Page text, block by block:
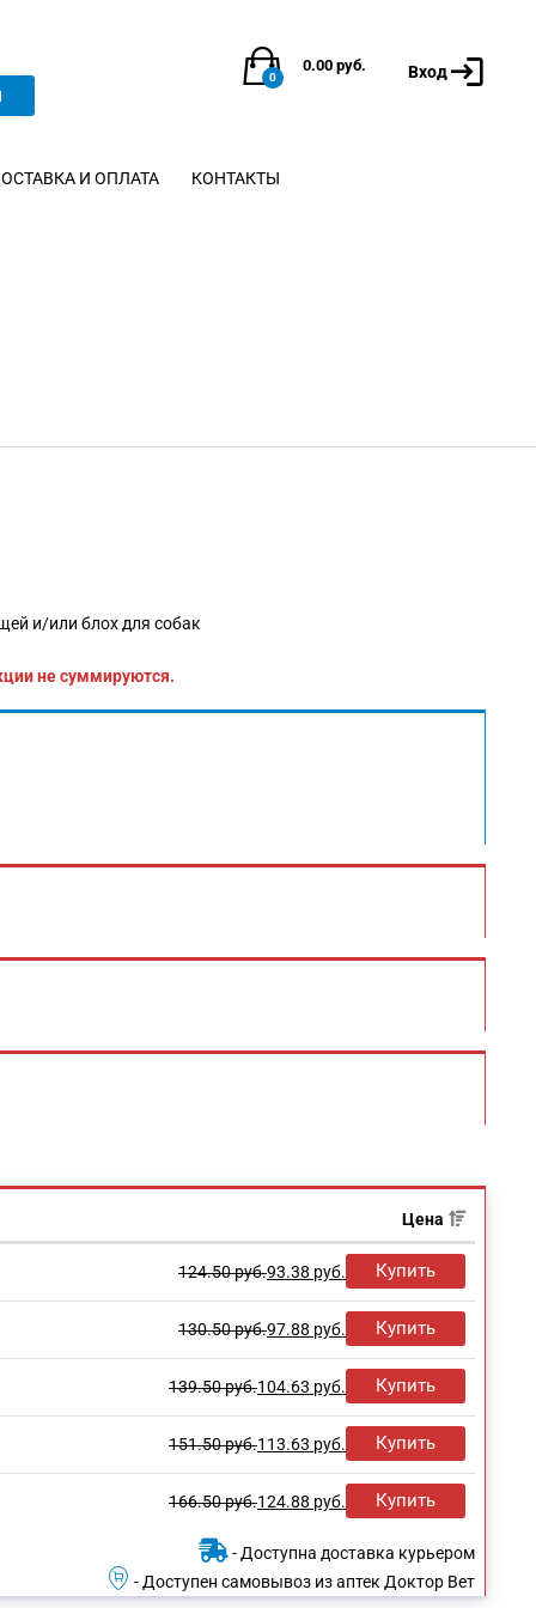
Вход
0
0.00 руб.
И ОПЛАТА КОНТАКТЫ
и/или блох для собак
не суммируются.
Цена
124.50руб.93.38 руб. Купить
130.50руб.97.88 руб. Купить
139.50руб.104.63 руб. Купить
151.50руб.113.63 руб. Купить
166.50руб.124.88 руб. Купить
- Доступна доставка курьером
- Доступен самовывоз из аптек Доктор Вет